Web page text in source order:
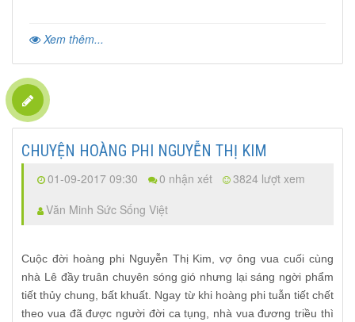
Xem thêm...
CHUYỆN HOÀNG PHI NGUYỄN THỊ KIM
01-09-2017 09:30 0 nhận xét
3824 lượt xem
Văn Minh Sức Sống Việt
Cuộc đời hoàng phi Nguyễn Thị Kim, vợ ông vua cuối cùng
nhà Lê đầy truân chuyên sóng gió nhưng lại sáng ngời phẩm
tiết thủy chung, bất khuất. Ngay từ khi hoàng phi tuẫn tiết chết
theo vua đã được người đời ca tụng, nhà vua đương triều thì